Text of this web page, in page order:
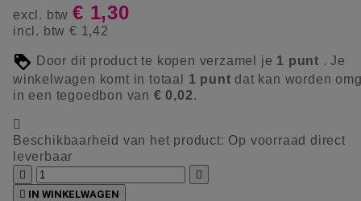
excl. btw € 1,30
incl. btw € 1,42
Door dit product te kopen verzamel je 1 punt . Je
winkelwagen komt in totaal 1 punt dat kan worden
in een tegoedbon van € 0,02.

Beschikbaarheid van het product: Op voorraad direct
leverbaar


 IN WINKELWAGEN